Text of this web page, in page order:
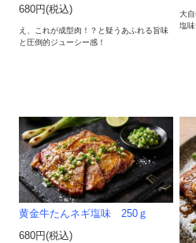
680円(税込)
え、これが成型肉！？と疑うあふれる旨味
と圧倒的ジューシー感！
大
塩味
黄金牛たんネギ塩味 250ｇ
680円(税込)